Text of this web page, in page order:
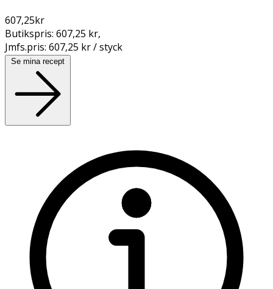
607,25kr
Butikspris: 607,25 kr,
Jmfs.pris: 607,25 kr / styck
Se mina recept